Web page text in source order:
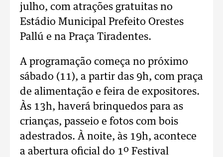
julho, com atrações gratuitas no
Estádio Municipal Prefeito Orestes
Pallú e na Praça Tiradentes.
A programação começa no próximo
sábado (11), a partir das 9h, com praça
de alimentação e feira de expositores.
Às 13h, haverá brinquedos para as
crianças, passeio e fotos com bois
adestrados. À noite, às 19h, acontece
a abertura oficial do 1º Festival